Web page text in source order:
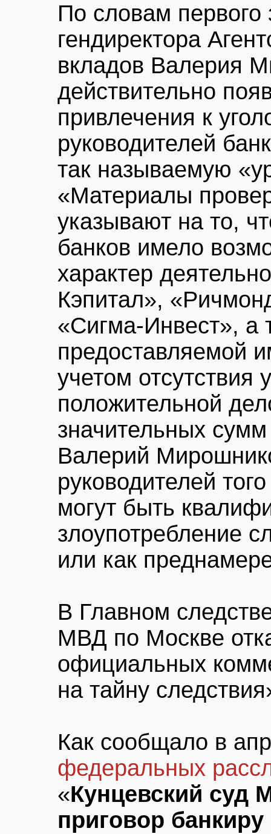
По словам первого
гендиректора
вкладов Валерия
действительно
привлечения к
руководителей
так называемую
«Материалы
указывают на то,
банков имело
характер
Кэпитал»,
«Сигма-Инвест», а
предоставляемой
учетом отсутствия
положительной
значительных
Валерий
руководителей
могут быть
злоупотребление
или как
В Главном
МВД по Москве
официальных
на тайну
Как сообщало в
федеральных
«Кунцевский суд
приговор